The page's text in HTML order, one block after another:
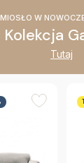
W
Kolekcja
Tutaj